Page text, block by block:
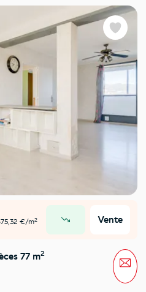
€/m2 Vente
77 m2
Favoris